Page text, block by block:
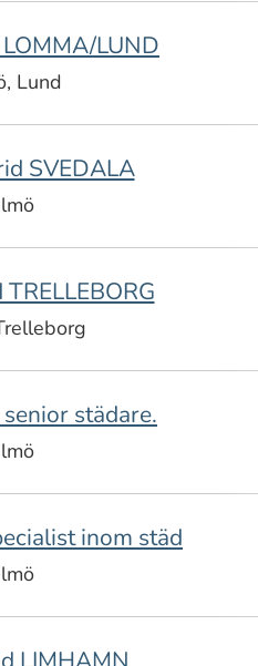
LUND
Lund
SVEDALA
städare.
inom städ